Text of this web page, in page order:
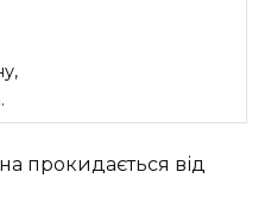
прокидається від